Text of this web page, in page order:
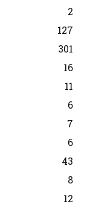
2
127
301
16
11
6
7
6
43
8
12